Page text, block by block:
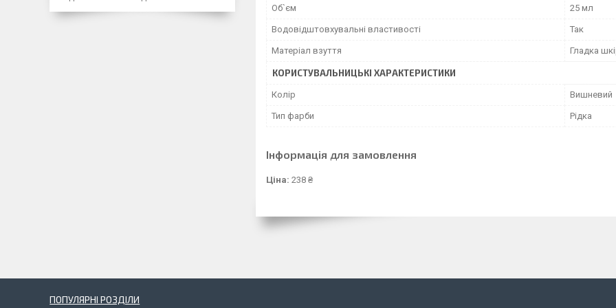
Об`єм 25 мл
Водовідштовхувальні властивості Так
Матеріал взуття Гладка
КОРИСТУВАЛЬНИЦЬКІ ХАРАКТЕРИСТИКИ
Колір Вишневий
Тип фарби Рідка
Інформація для замовлення
Ціна: 238 ₴
ПОПУЛЯРНІ РОЗДІЛИ